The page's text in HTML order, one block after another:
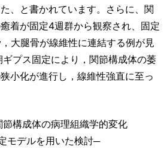
、と書かれています。さらに、関
着が固定4週群から観察され、固定
大腿骨が線維性に連結する例が見
プス固定により，関節構成体の萎
小化が進行し，線維性強直に至っ
構成体の病理組織学的変化
モデルを用いた検討─